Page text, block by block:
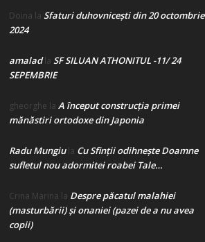
Doina la Sfaturi duhovnicești din 20 octombrie
2024
amaladla SF SILUAN ATHONITUL -11/ 24
SEPEMBRIE
gheorghe la A început construcţia primei
mănăstiri ortodoxe din Japonia
Radu Mungiula Cu Sfinții odihnește Doamne
sufletul nou adormitei roabei Tale…
Crina Marina la Despre păcatul malahiei
(masturbării) şi onaniei (pazei de a nu avea
copii)